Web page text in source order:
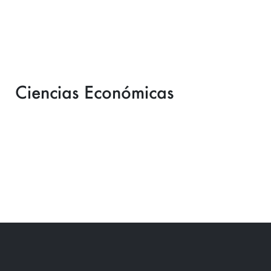
Ciencias Económicas